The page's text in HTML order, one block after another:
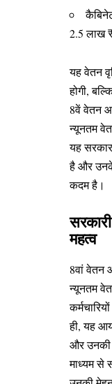
2.5 लाख
यह वेतन
होगी,
8वें वेतन
न्यूनतम
यह
है और उनके
कदम है।
महत्व
8वां वेतन
न्यूनतम
ही, यह
और उनकी
माध्यम से